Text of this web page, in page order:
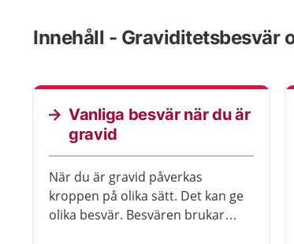
Innehåll - Graviditetsbesvär
Vanliga besvär när du är
gravid
När du är gravid påverkas
kroppen på olika sätt. Det kan ge
olika besvär. Besvären brukar